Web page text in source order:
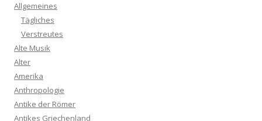
Allgemeines
Tägliches
Verstreutes
Alte Musik
Alter
Amerika
Anthropologie
Antike der Römer
Antikes Griechenland